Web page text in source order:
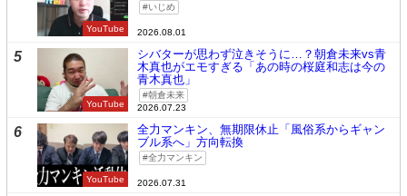
YouTube
いじめ
2026.08.01
5
YouTube
シバターが思わず泣きそうに…？朝倉未来vs青
木真也がエモすぎる「あの時の桜庭和志は今の
青木真也」
朝倉未来
2026.07.23
6
YouTube
全力マンキン、無期限休止「風俗系からギャン
ブル系へ」方向転換
全力マンキン
2026.07.31